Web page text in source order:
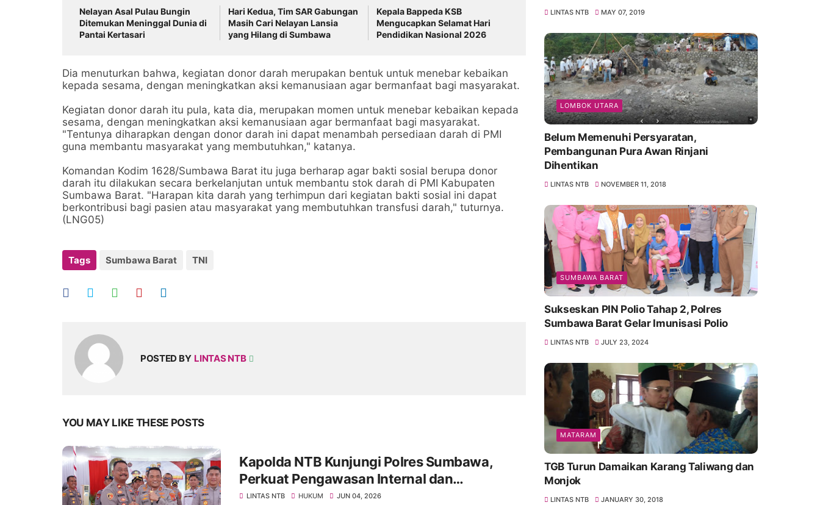
Nelayan Asal Pulau Bungin
Ditemukan Meninggal Dunia di
Pantai Kertasari
Hari Kedua, Tim SAR Gabungan
Masih Cari Nelayan Lansia
yang Hilang di Sumbawa
Kepala Bappeda KSB
Mengucapkan Selamat Hari
Pendidikan Nasional 2026
Dia menuturkan bahwa, kegiatan donor darah merupakan bentuk untuk menebar kebaikan
kepada sesama, dengan meningkatkan aksi kemanusiaan agar bermanfaat bagi masyarakat.
Kegiatan donor darah itu pula, kata dia, merupakan momen untuk menebar kebaikan kepada
sesama, dengan meningkatkan aksi kemanusiaan agar bermanfaat bagi masyarakat.
"Tentunya diharapkan dengan donor darah ini dapat menambah persediaan darah di PMI
guna membantu masyarakat yang membutuhkan," katanya.
Komandan Kodim 1628/Sumbawa Barat itu juga berharap agar bakti sosial berupa donor
darah itu dilakukan secara berkelanjutan untuk membantu stok darah di PMI Kabupaten
Sumbawa Barat. "Harapan kita darah yang terhimpun dari kegiatan bakti sosial ini dapat
berkontribusi bagi pasien atau masyarakat yang membutuhkan transfusi darah," tuturnya.
(LNG05)
Tags Sumbawa Barat TNI
POSTED BY LINTAS NTB
YOU MAY LIKE THESE POSTS
Kapolda NTB Kunjungi Polres Sumbawa,
Perkuat Pengawasan Internal dan
Tingkatkan Pelayanan Masyarakat
LINTAS NTB HUKUM JUN 04, 2026
LINTAS NTB MAY 07, 2019
LOMBOK UTARA
Belum Memenuhi Persyaratan,
Pembangunan Pura Awan Rinjani
Dihentikan
LINTAS NTB NOVEMBER 11, 2018
SUMBAWA BARAT
Sukseskan PIN Polio Tahap 2, Polres
Sumbawa Barat Gelar Imunisasi Polio
LINTAS NTB JULY 23, 2024
MATARAM
TGB Turun Damaikan Karang Taliwang dan
Monjok
LINTAS NTB JANUARY 30, 2018